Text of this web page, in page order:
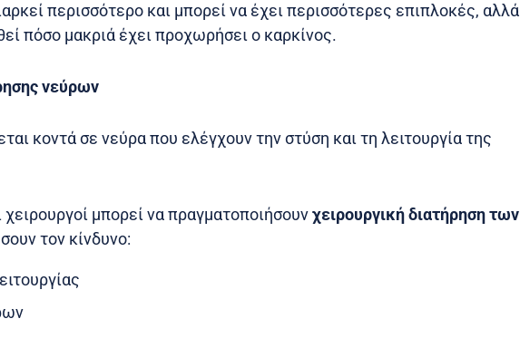
περισσότερο και μπορεί να έχει περισσότερες επιπλοκές, αλλά
πόσο μακριά έχει προχωρήσει ο καρκίνος.
νεύρων
κοντά σε νεύρα που ελέγχουν την στύση και τη λειτουργία της
χειρουργοί μπορεί να πραγματοποιήσουνχειρουργική διατήρηση των
τον κίνδυνο: